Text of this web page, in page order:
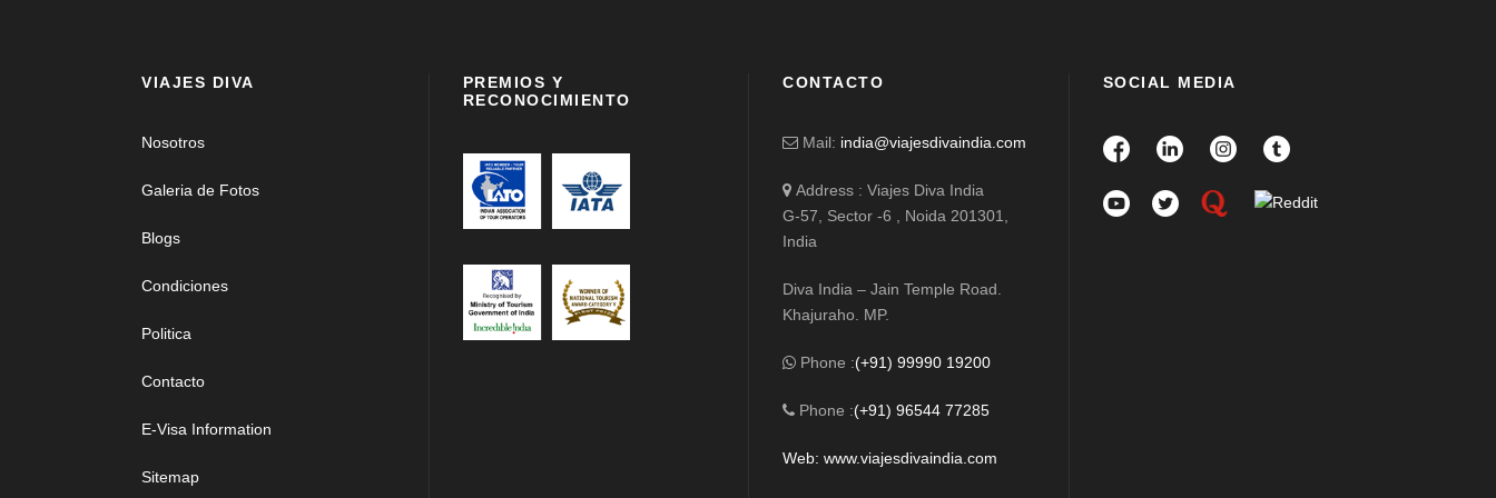
VIAJES DIVA
Nosotros
Galeria de Fotos
Blogs
Condiciones
Politica
Contacto
E-Visa Information
Sitemap
PREMIOS Y
RECONOCIMIENTO
CONTACTO
Mail: india@viajesdivaindia.com
Address : Viajes Diva India
G-57, Sector -6 , Noida 201301,
India
Diva India – Jain Temple Road.
Khajuraho. MP.
Phone :(+91) 99990 19200
Phone :(+91) 96544 77285
Web: www.viajesdivaindia.com
SOCIAL MEDIA